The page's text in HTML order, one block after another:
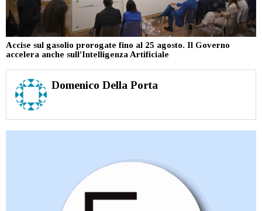
Accise sul gasolio prorogate fino al 25 agosto. Il Governo
accelera anche sull’Intelligenza Artificiale
Domenico Della Porta